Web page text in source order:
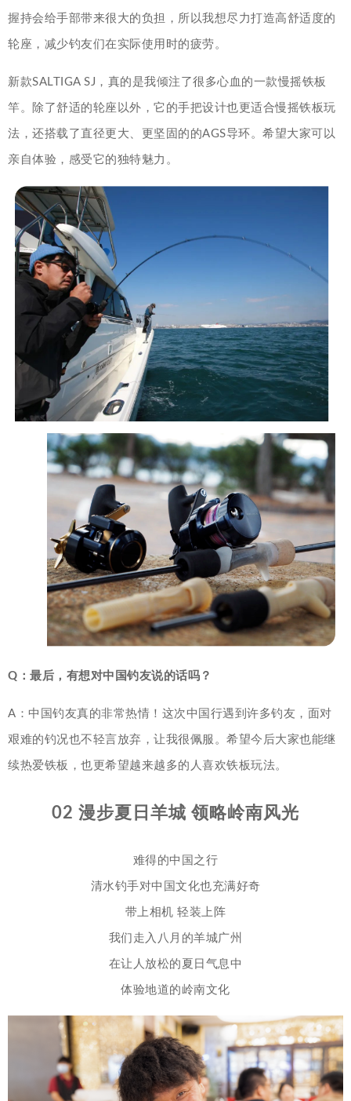
握持会给手部带来很大的负担，所以我想尽力打造高舒适度的
轮座，减少钓友们在实际使用时的疲劳。
新款SALTIGA SJ，真的是我倾注了很多心血的一款慢摇铁板
竿。除了舒适的轮座以外，它的手把设计也更适合慢摇铁板玩
法，还搭载了直径更大、更坚固的的AGS导环。希望大家可以
亲自体验，感受它的独特魅力。
Q：最后，有想对中国钓友说的话吗？
A：中国钓友真的非常热情！这次中国行遇到许多钓友，面对
艰难的钓况也不轻言放弃，让我很佩服。希望今后大家也能继
续热爱铁板，也更希望越来越多的人喜欢铁板玩法。
02 漫步夏日羊城 领略岭南风光
难得的中国之行
清水钓手对中国文化也充满好奇
带上相机 轻装上阵
我们走入八月的羊城广州
在让人放松的夏日气息中
体验地道的岭南文化